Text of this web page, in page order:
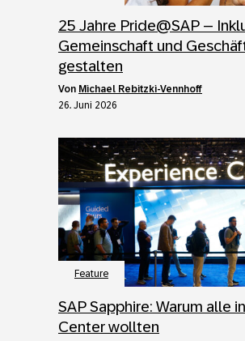
25 Jahre Pride@SAP –
Gemeinschaft und
gestalten
von Michael Rebitzki-Vennhoff
26. Juni 2026
Feature
SAP Sapphire: Warum alle
Center wollten